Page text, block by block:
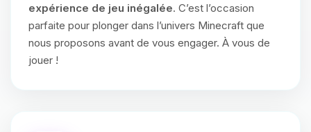
expérience de jeu inégalée. C’est l’occasion
parfaite pour plonger dans l’univers Minecraft que
nous proposons avant de vous engager. À vous de
jouer !